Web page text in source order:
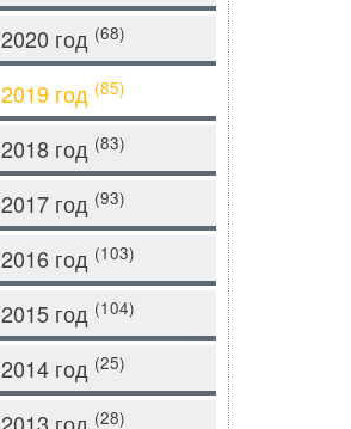
2020 год (68)
2019 год (85)
2018 год (83)
2017 год (93)
2016 год (103)
2015 год (104)
2014 год (25)
(28)